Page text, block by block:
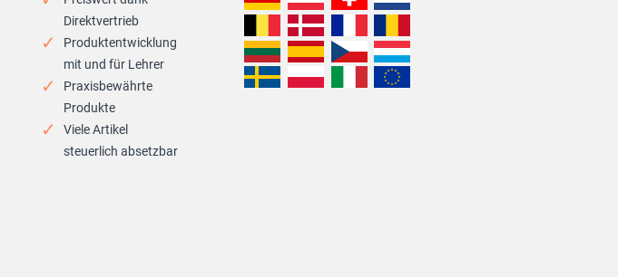
Direktvertrieb
Produktentwicklung
mit und für Lehrer
Praxisbewährte
Produkte
Viele Artikel
steuerlich absetzbar